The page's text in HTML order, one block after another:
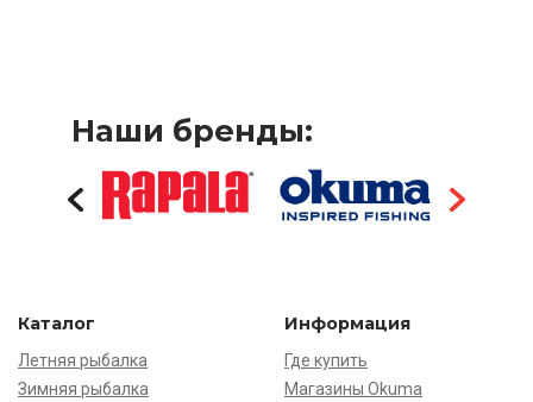
Наши бренды:
Каталог
Летняя рыбалка
Зимняя рыбалка
Информация
Где купить
Магазины Okuma